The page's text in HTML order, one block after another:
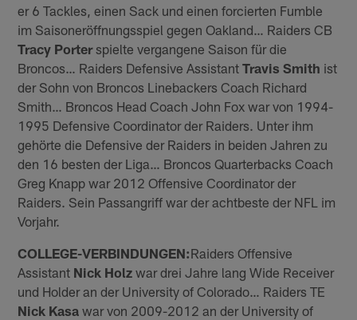
er 6 Tackles, einen Sack und einen forcierten Fumble
im Saisoneröffnungsspiel gegen Oakland… Raiders CB
Tracy Porterspielte vergangene Saison für die
Broncos… Raiders Defensive AssistantTravis Smith ist
der Sohn von Broncos Linebackers Coach Richard
Smith… Broncos Head Coach John Fox war von 1994-
1995 Defensive Coordinator der Raiders. Unter ihm
gehörte die Defensive der Raiders in beiden Jahren zu
den 16 besten der Liga… Broncos Quarterbacks Coach
Greg Knapp war 2012 Offensive Coordinator der
Raiders. Sein Passangriff war der achtbeste der NFL im
Vorjahr.
COLLEGE-VERBINDUNGEN:Raiders Offensive
Assistant Nick Holz war drei Jahre lang Wide Receiver
und Holder an der University of Colorado… Raiders TE
Nick Kasa war von 2009-2012 an der University of